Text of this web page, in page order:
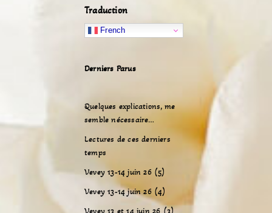
Traduction
French
Derniers Parus
Quelques explications, me
semble nécessaire…
Lectures de ces derniers
temps
Vevey 13-14 juin 26 (5)
Vevey 13-14 juin 26 (4)
Vevey 13 et 14 juin 26 (3)